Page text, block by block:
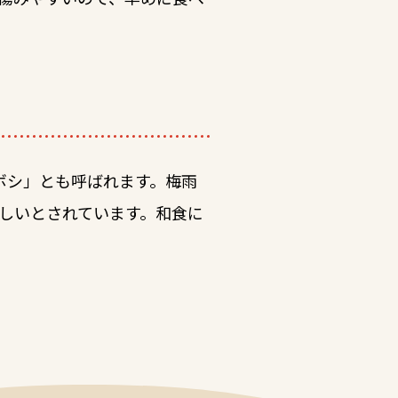
」とも呼ばれます。梅雨
いとされています。和食に